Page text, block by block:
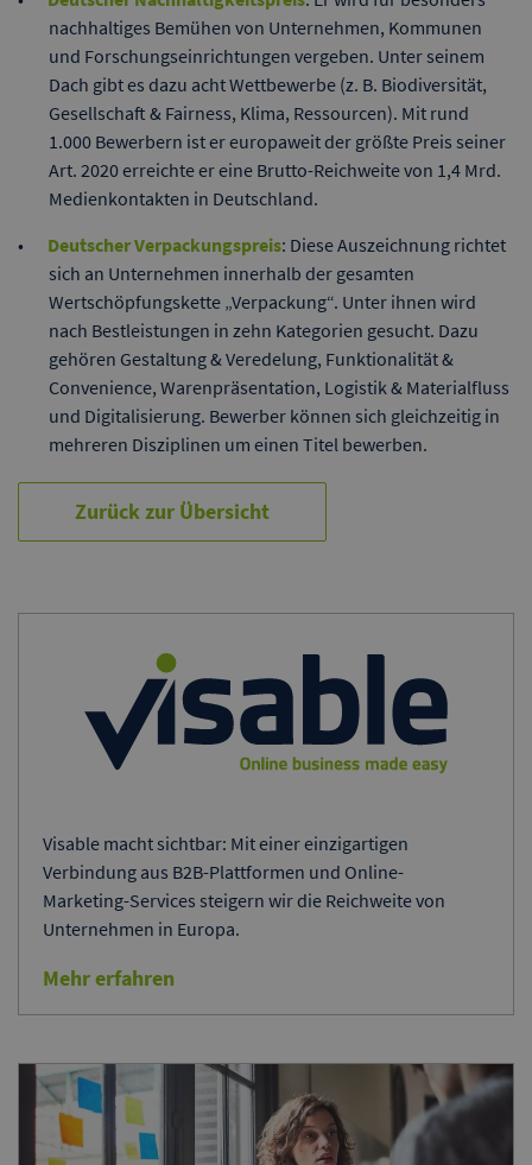
nachhaltiges Bemühen von Unternehmen, Kommunen
und Forschungseinrichtungen vergeben. Unter seinem
Dach gibt es dazu acht Wettbewerbe (z. B. Biodiversität,
Gesellschaft & Fairness, Klima, Ressourcen). Mit rund
1.000 Bewerbern ist er europaweit der größte Preis seiner
Art. 2020 erreichte er eine Brutto-Reichweite von 1,4 Mrd.
Medienkontakten in Deutschland.
Deutscher Verpackungspreis: Diese Auszeichnung richtet
sich an Unternehmen innerhalb der gesamten
Wertschöpfungskette „Verpackung“. Unter ihnen wird
nach Bestleistungen in zehn Kategorien gesucht. Dazu
gehören Gestaltung & Veredelung, Funktionalität &
Convenience, Warenpräsentation, Logistik & Materialfluss
und Digitalisierung. Bewerber können sich gleichzeitig in
mehreren Disziplinen um einen Titel bewerben.
Zurück zur Übersicht
Visable macht sichtbar: Mit einer einzigartigen
Verbindung aus B2B-Plattformen und Online-
Marketing-Services steigern wir die Reichweite von
Unternehmen in Europa.
Mehr erfahren